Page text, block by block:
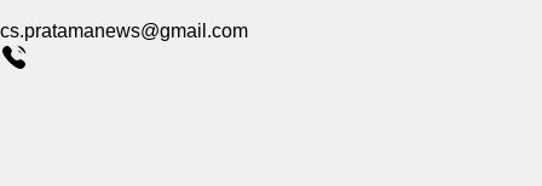
cs.pratamanews@gmail.com